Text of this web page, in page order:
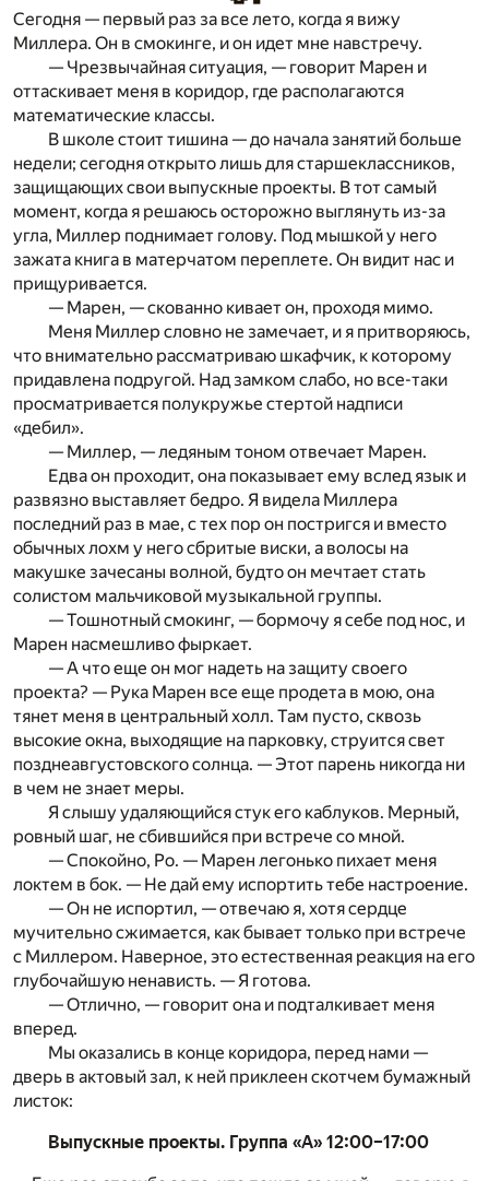
Сегодня — первый раз за все лето, когда я вижу
Миллера. Он в смокинге, и он идет мне навстречу.
— Чрезвычайная ситуация, — говорит Марен и
оттаскивает меня в коридор, где располагаются
математические классы.
В школе стоит тишина — до начала занятий больше
недели; сегодня открыто лишь для старшеклассников,
защищающих свои выпускные проекты. В тот самый
момент, когда я решаюсь осторожно выглянуть из-за
угла, Миллер поднимает голову. Под мышкой у него
зажата книга в матерчатом переплете. Он видит нас и
прищуривается.
— Марен, — скованно кивает он, проходя мимо.
Меня Миллер словно не замечает, и я притворяюсь,
что внимательно рассматриваю шкафчик, к которому
придавлена подругой. Над замком слабо, но все-таки
просматривается полукружье стертой надписи
«дебил».
— Миллер, — ледяным тоном отвечает Марен.
Едва он проходит, она показывает ему вслед язык и
развязно выставляет бедро. Я видела Миллера
последний раз в мае, с тех пор он постригся и вместо
обычных лохм у него сбритые виски, а волосы на
макушке зачесаны волной, будто он мечтает стать
солистом мальчиковой музыкальной группы.
— Тошнотный смокинг, — бормочу я себе под нос, и
Марен насмешливо фыркает.
— А что еще он мог надеть на защиту своего
проекта? — Рука Марен все еще продета в мою, она
тянет меня в центральный холл. Там пусто, сквозь
высокие окна, выходящие на парковку, струится свет
позднеавгустовского солнца. — Этот парень никогда ни
в чем не знает меры.
Я слышу удаляющийся стук его каблуков. Мерный,
ровный шаг, не сбившийся при встрече со мной.
— Спокойно, Ро. — Марен легонько пихает меня
локтем в бок. — Не дай ему испортить тебе настроение.
— Он не испортил, — отвечаю я, хотя сердце
мучительно сжимается, как бывает только при встрече
с Миллером. Наверное, это естественная реакция на его
глубочайшую ненависть. — Я готова.
— Отлично, — говорит она и подталкивает меня
вперед.
Мы оказались в конце коридора, перед нами —
дверь в актовый зал, к ней приклеен скотчем бумажный
листок:
Выпускные проекты. Группа «А» 12:00–17:00